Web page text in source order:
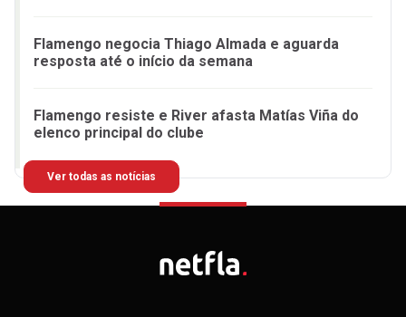
Flamengo negocia Thiago Almada e aguarda
resposta até o início da semana
Flamengo resiste e River afasta Matías Viña do
elenco principal do clube
Ver todas as notícias